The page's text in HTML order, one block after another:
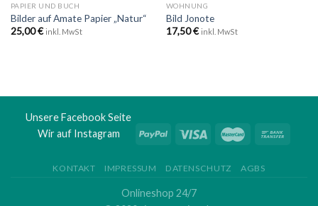
PAPIER UND BUCH
Bilder auf Amate Papier „Natur“
25,00€ inkl. MwSt
WOHNUNG
Bild Jonote
17,50€ inkl. MwSt
Unsere Facebook Seite
Wir auf Instagram
KONTAKT IMPRESSUM DATENSCHUTZ AGBS
Onlineshop 24/7